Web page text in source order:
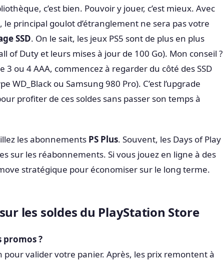
c’est bien. Pouvoir y jouer, c’est mieux. Avec
le principal goulot d’étranglement ne sera pas votre
SSD. On le sait, les jeux PS5 sont de plus en plus
of Duty et leurs mises à jour de 100 Go). Mon conseil ?
3 ou 4 AAA, commencez à regarder du côté des SSD
WD_Black ou Samsung 980 Pro). C’est l’upgrade
profiter de ces soldes sans passer son temps à
les abonnements PS Plus. Souvent, les Days of Play
sur les réabonnements. Si vous jouez en ligne à des
stratégique pour économiser sur le long terme.
les soldes du PlayStation Store
promos ?
pour valider votre panier. Après, les prix remontent à